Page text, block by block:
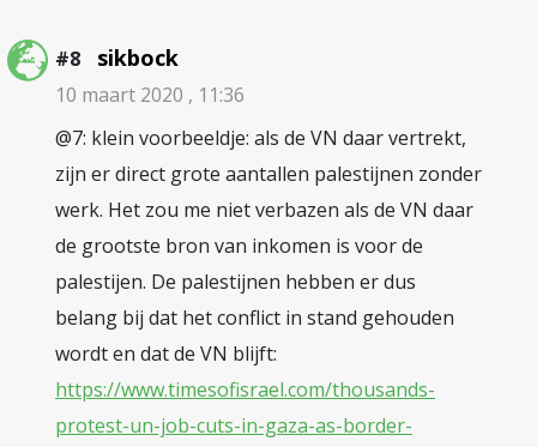
#8 sikbock
10 maart 2020 , 11:36
@7: klein voorbeeldje: als de VN daar vertrekt,
zijn er direct grote aantallen palestijnen zonder
werk. Het zou me niet verbazen als de VN daar
de grootste bron van inkomen is voor de
palestijen. De palestijnen hebben er dus
belang bij dat het conflict in stand gehouden
wordt en dat de VN blijft:
https://www.timesofisrael.com/thousands-
protest-un-job-cuts-in-gaza-as-border-